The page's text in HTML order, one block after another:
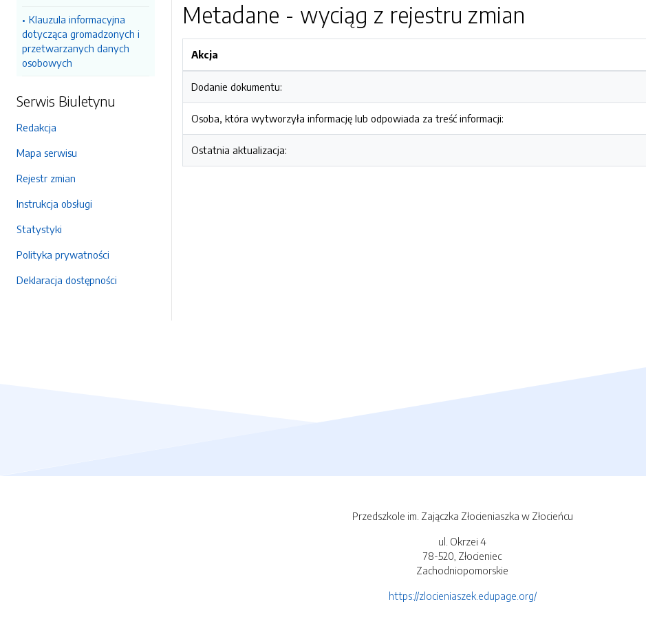
Klauzula informacyjna
dotycząca gromadzonych i
przetwarzanych danych
osobowych
Serwis Biuletynu
Redakcja
Mapa serwisu
Rejestr zmian
Instrukcja obsługi
Statystyki
Polityka prywatności
Deklaracja dostępności
Metadane - wyciąg z rejestru zmian
Akcja
Dodanie dokumentu:
Osoba, która wytworzyła informację lub odpowiada za treść informacji:
Ostatnia aktualizacja:
Przedszkole im. Zajączka Złocieniaszka w Złocieńcu
ul. Okrzei 4
78-520, Złocieniec
Zachodniopomorskie
https://zlocieniaszek.edupage.org/